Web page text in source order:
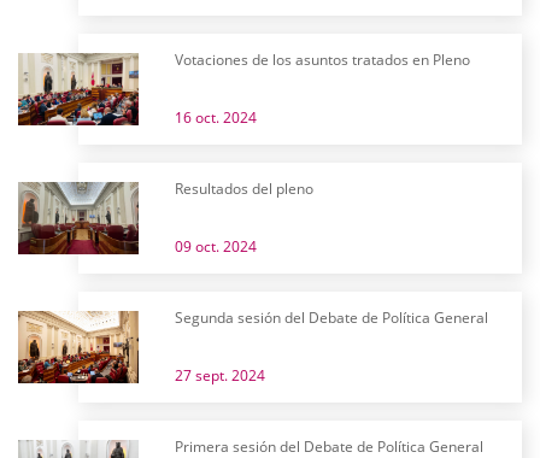
Votaciones de los asuntos tratados en Pleno
16 oct. 2024
Resultados del pleno
09 oct. 2024
Segunda sesión del Debate de Política General
27 sept. 2024
Primera sesión del Debate de Política General